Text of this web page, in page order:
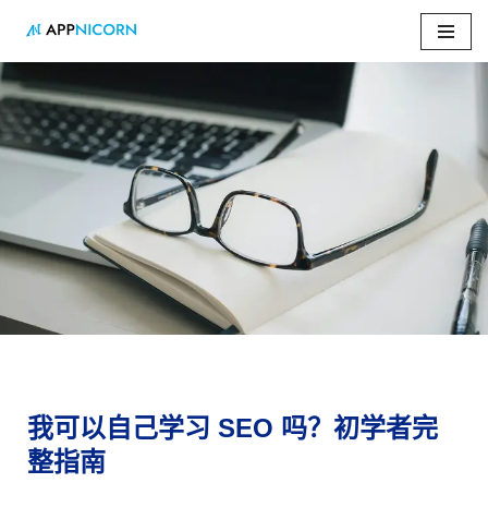
跳
至
正
文
我可以自己学习 SEO 吗？初学者完整指南
我可以自己学习 SEO 吗？初学者完
整指南